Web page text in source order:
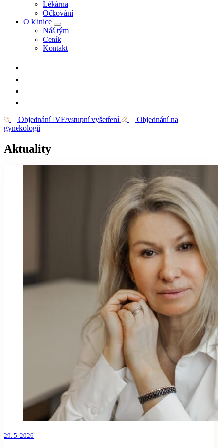
Lékárna
Očkování
O klinice
Náš tým
Ceník
Kontakt
Objednání IVF/vstupní vyšetření
Objednání na
gynekologii
Aktuality
29. 5. 2026